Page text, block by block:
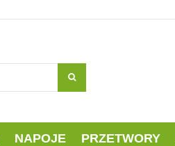
NAPOJE PRZETWORY